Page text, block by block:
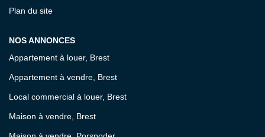
Plan du site
NOS ANNONCES
Appartement à louer, Brest
Appartement à vendre, Brest
Local commercial à louer, Brest
Maison à vendre, Brest